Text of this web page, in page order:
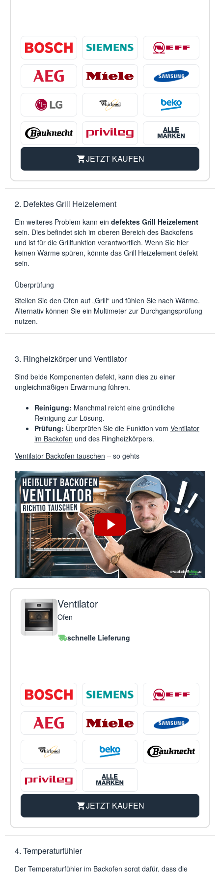
JETZT KAUFEN
2. Defektes Grill Heizelement
Ein weiteres Problem kann ein defektes Grill Heizelement
sein. Dies befindet sich im oberen Bereich des Backofens
und ist für die Grillfunktion verantwortlich. Wenn Sie hier
keinen Wärme spüren, könnte das Grill Heizelement defekt
sein.
Überprüfung
Stellen Sie den Ofen auf „Grill“ und fühlen Sie nach Wärme.
Alternativ können Sie ein Multimeter zur Durchgangsprüfung
nutzen.
3. Ringheizkörper und Ventilator
Sind beide Komponenten defekt, kann dies zu einer
ungleichmäßigen Erwärmung führen.
Reinigung: Manchmal reicht eine gründliche
Reinigung zur Lösung.
Prüfung: Überprüfen Sie die Funktion vom Ventilator
im Backofen und des Ringheizkörpers.
Ventilator Backofen tauschen – so gehts
Ventilator
Ofen
schnelle Lieferung
JETZT KAUFEN
4. Temperaturfühler
Der Temperaturfühler im Backofen sorgt dafür, dass die